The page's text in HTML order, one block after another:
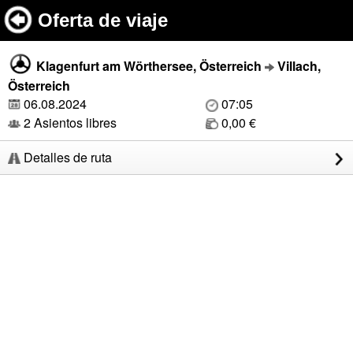
Oferta de viaje
Klagenfurt am Wörthersee, Österreich
Villach,
Österreich
06.08.2024
07:05
2 Asientos libres
0,00 €
Detalles de ruta